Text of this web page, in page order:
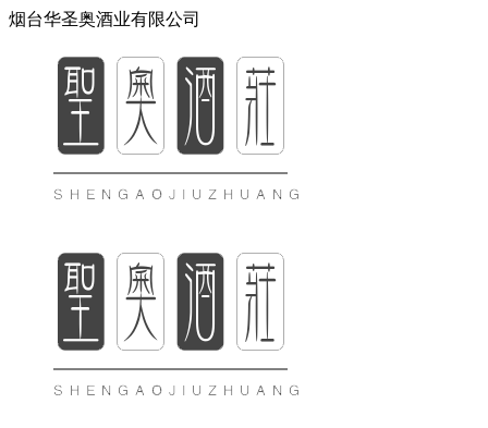
烟台华圣奥酒业有限公司